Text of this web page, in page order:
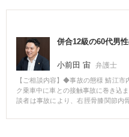
併合12級の60代男
小前田 宙 弁護士
【ご相談内容】◆事故の態様 鯖江市
ク乗車中に車との接触事故に巻き込
談者は事故により、右脛骨膝関節内
併合第12級の後遺障害が認定されて